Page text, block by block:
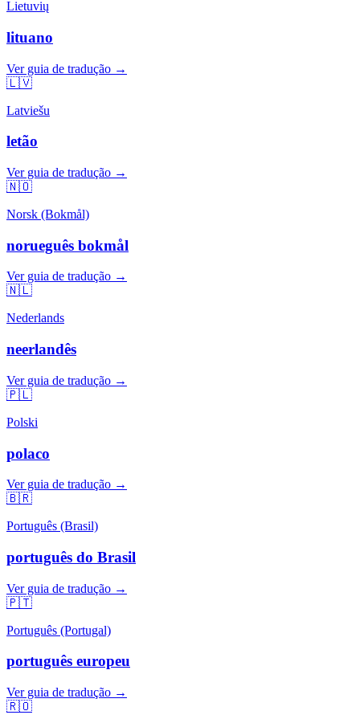
Lietuvių
lituano
Ver guia de tradução →
🇱🇻
Latviešu
letão
Ver guia de tradução →
🇳🇴
Norsk (Bokmål)
norueguês bokmål
Ver guia de tradução →
🇳🇱
Nederlands
neerlandês
Ver guia de tradução →
🇵🇱
Polski
polaco
Ver guia de tradução →
🇧🇷
Português (Brasil)
português do Brasil
Ver guia de tradução →
🇵🇹
Português (Portugal)
português europeu
Ver guia de tradução →
🇷🇴